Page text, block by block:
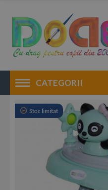
CATEGORII
Stoc limitat